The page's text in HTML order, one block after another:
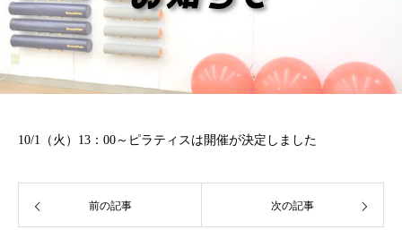
10/1（火）13：00～ピラティスは開催が決定しました
前の記事 次の記事